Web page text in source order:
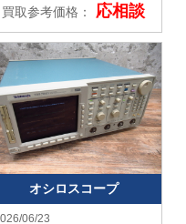
買取参考価格： 応相談
オシロスコープ
06/23